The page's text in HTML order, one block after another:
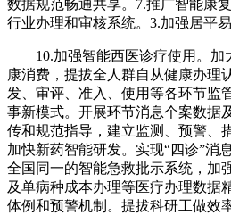
数据规范畅通共享。7.推广智能康
行业办理和审核系统。3.加强居平
10.加强智能西医诊疗使用。加
康消费，提拔全人群自从健康办理
发、审评、准入、使用等各环节监
事新模式。开展环节消息个案数据
传和规范指导，建立监测、预警、
加快新药智能研发。实现“四诊”消
全国同一的智能急救批示系统，加
及单病种成本办理等医疗办理数据
体例和预警机制。提拔科研工做效